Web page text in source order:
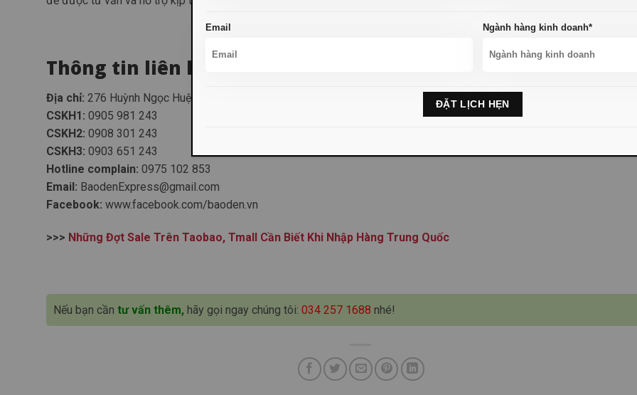
Thông tin liên hệ
Địa chỉ: 276 Huỳnh Ngọc Huệ – Thanh Khê – Đà Nẵng
CSKH1: 0905 981 243
CSKH2: 0908 301 243
CSKH3: 0903 651 243
Hotline complain: 0975 102 853
Email: BaodenExpress@gmail.com
Facebook: www.facebook.com/baoden.vn
>>> Những Đợt Sale Trên Taobao, Tmall Cần Biết Khi Nhập Hàng Trung Quốc
Nếu bạn cần tư vấn thêm,hãy gọi ngay chúng tôi: 034 257 1688 nhé!
Email Ngành hàng kinh doanh*